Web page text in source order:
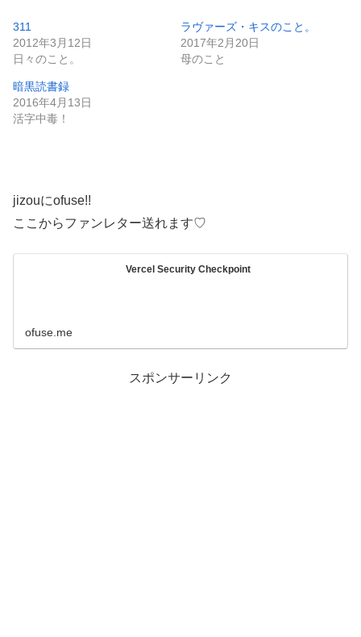
311
2012年3月12日
日々のこと。
ラヴァーズ・キスのこと。
2017年2月20日
母のこと
暗黒読書録
2016年4月13日
活字中毒！
jizouにofuse!!
ここからファンレター送れます♡
Vercel Security Checkpoint
ofuse.me
スポンサーリンク